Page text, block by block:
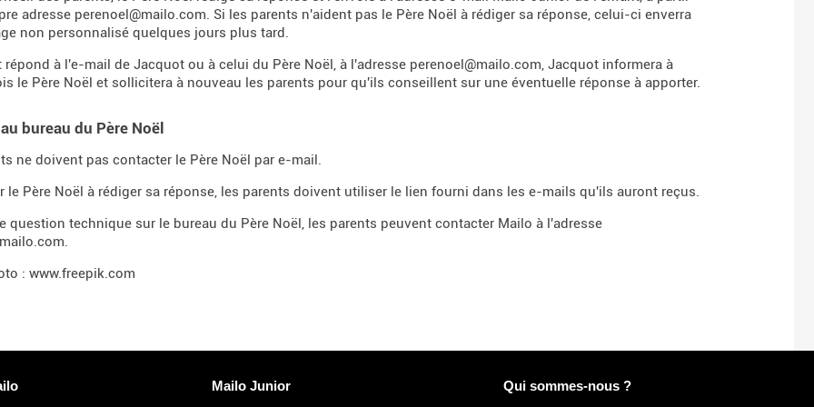
adresse perenoel@mailo.com. Si les parents n'aident pas le Père Noël à rédiger sa réponse, celui-ci enverra
non personnalisé quelques jours plus tard.
répond à l'e-mail de Jacquot ou à celui du Père Noël, à l'adresse perenoel@mailo.com, Jacquot informera à
le Père Noël et sollicitera à nouveau les parents pour qu'ils conseillent sur une éventuelle réponse à apporter.
bureau du Père Noël
ne doivent pas contacter le Père Noël par e-mail.
le Père Noël à rédiger sa réponse, les parents doivent utiliser le lien fourni dans les e-mails qu'ils auront reçus.
question technique sur le bureau du Père Noël, les parents peuvent contacter Mailo à l'adresse
: www.freepik.com
Découvrir Mailo
Mailo Junior Plus d'infos sur Mailo
Qui sommes-nous ?